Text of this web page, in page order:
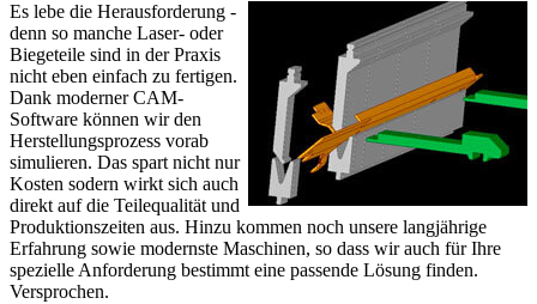
Es lebe die Herausforderung -
denn so manche Laser- oder
Biegeteile sind in der Praxis
nicht eben einfach zu fertigen.
Dank moderner CAM-
Software können wir den
Herstellungsprozess vorab
simulieren. Das spart nicht nur
Kosten sodern wirkt sich auch
direkt auf die Teilequalität und
Produktionszeiten aus. Hinzu kommen noch unsere langjährige
Erfahrung sowie modernste Maschinen, so dass wir auch für Ihre
spezielle Anforderung bestimmt eine passende Lösung finden.
Versprochen.